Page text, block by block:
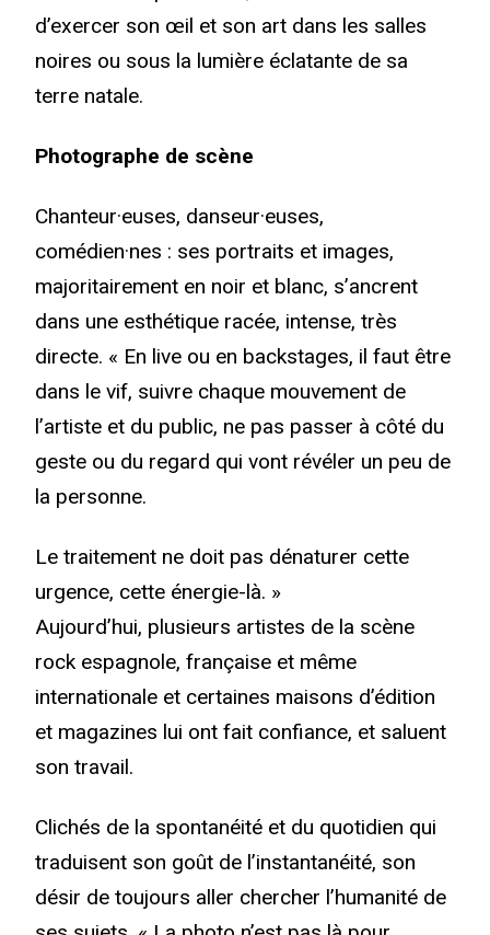
d’exercer son œil et son art dans les salles
noires ou sous la lumière éclatante de sa
terre natale.
Photographe de scène
Chanteur·euses, danseur·euses,
comédien·nes : ses portraits et images,
majoritairement en noir et blanc, s’ancrent
dans une esthétique racée, intense, très
directe. « En live ou en backstages, il faut être
dans le vif, suivre chaque mouvement de
l’artiste et du public, ne pas passer à côté du
geste ou du regard qui vont révéler un peu de
la personne.
Le traitement ne doit pas dénaturer cette
urgence, cette énergie-là. »
Aujourd’hui, plusieurs artistes de la scène
rock espagnole, française et même
internationale et certaines maisons d’édition
et magazines lui ont fait confiance, et saluent
son travail.
Clichés de la spontanéité et du quotidien qui
traduisent son goût de l’instantanéité, son
désir de toujours aller chercher l’humanité de